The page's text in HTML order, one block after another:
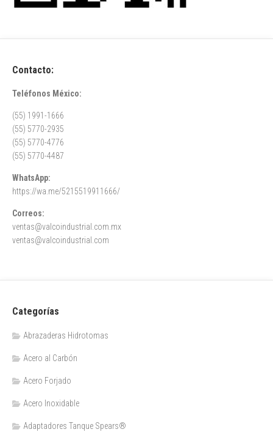
Contacto:
Teléfonos México:
(55) 1991-1666
(55) 5770-2935
(55) 5770-4776
(55) 5770-4487
WhatsApp:
https://wa.me/5215519911666/
Correos:
ventas@valcoindustrial.com.mx
ventas@valcoindustrial.com
Categorías
Abrazaderas Hidrotomas
Acero al Carbón
Acero Forjado
Acero Inoxidable
Adaptadores Tanque Spears®